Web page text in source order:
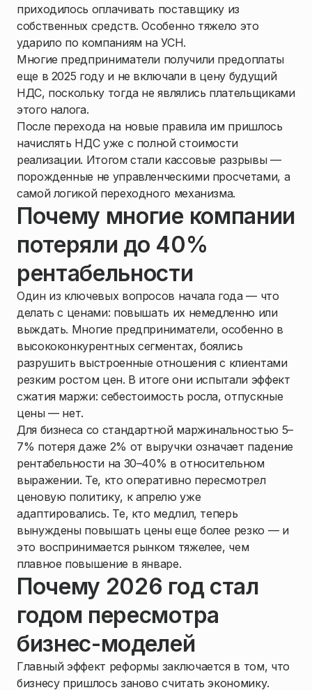
приходилось оплачивать поставщику из
собственных средств. Особенно тяжело это
ударило по компаниям на УСН.
Многие предприниматели получили предоплаты
еще в 2025 году и не включали в цену будущий
НДС, поскольку тогда не являлись плательщиками
этого налога.
После перехода на новые правила им пришлось
начислять НДС уже с полной стоимости
реализации. Итогом стали кассовые разрывы —
порожденные не управленческими просчетами, а
самой логикой переходного механизма.
Почему многие компании
потеряли до 40%
рентабельности
Один из ключевых вопросов начала года — что
делать с ценами: повышать их немедленно или
выждать. Многие предприниматели, особенно в
высококонкурентных сегментах, боялись
разрушить выстроенные отношения с клиентами
резким ростом цен. В итоге они испытали эффект
сжатия маржи: себестоимость росла, отпускные
цены — нет.
Для бизнеса со стандартной маржинальностью 5–
7% потеря даже 2% от выручки означает падение
рентабельности на 30–40% в относительном
выражении. Те, кто оперативно пересмотрел
ценовую политику, к апрелю уже
адаптировались. Те, кто медлил, теперь
вынуждены повышать цены еще более резко — и
это воспринимается рынком тяжелее, чем
плавное повышение в январе.
Почему 2026 год стал
годом пересмотра
бизнес-моделей
Главный эффект реформы заключается в том, что
бизнесу пришлось заново считать экономику.